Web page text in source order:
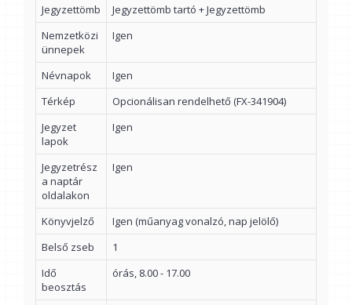
Jegyzettömb
Jegyzettömb tartó + Jegyzettömb
Nemzetközi
ünnepek
Igen
Névnapok
Igen
Térkép
Opcionálisan rendelhető (FX-341904)
Jegyzet
lapok
Igen
Jegyzetrész
a naptár
oldalakon
Igen
Könyvjelző
Igen (műanyag vonalzó, nap jelölő)
Belső zseb
1
Idő
beosztás
órás, 8.00 - 17.00